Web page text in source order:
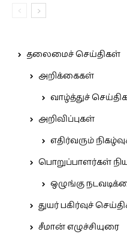
தலைமைச் செய்திகள்
அறிக்கைகள்
வாழ்த்துச்
அறிவிப்புகள்
எதிர்வரும்
பொறுப்பாளர்கள்
ஒழுங்கு
துயர் பகிர்வுச்
சீமான் எழுச்சியுரை